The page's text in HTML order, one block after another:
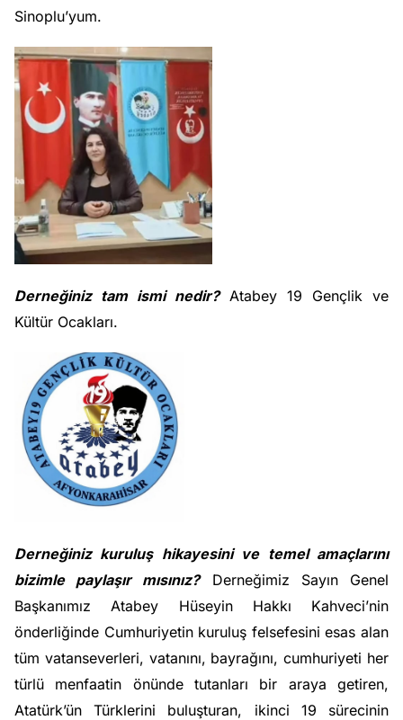
Sinoplu’yum.
Derneğiniz tam ismi nedir?Atabey 19 Gençlik ve
Kültür Ocakları.
Derneğiniz kuruluş hikayesini ve temel amaçlarını
bizimle paylaşır mısınız?Derneğimiz Sayın Genel
Başkanımız Atabey Hüseyin Hakkı Kahveci’nin
önderliğinde Cumhuriyetin kuruluş felsefesini esas alan
tüm vatanseverleri, vatanını, bayrağını, cumhuriyeti her
türlü menfaatin önünde tutanları bir araya getiren,
Atatürk’ün Türklerini buluşturan, ikinci 19 sürecinin